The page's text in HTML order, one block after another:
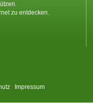
zu entdecken.
Impressum